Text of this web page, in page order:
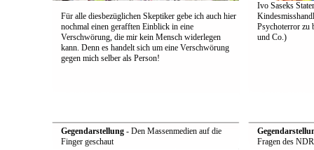
Für alle diesbezüglichen Skeptiker gebe ich auch hier
nochmal einen gerafften Einblick in eine
Verschwörung, die mir kein Mensch widerlegen
kann. Denn es handelt sich um eine Verschwörung
gegen mich selber als Person!
Ivo Saseks
Psychoterror zu
und Co.)
Gegendarstellung- Den Massenmedien auf die
Finger geschaut
Fragen des